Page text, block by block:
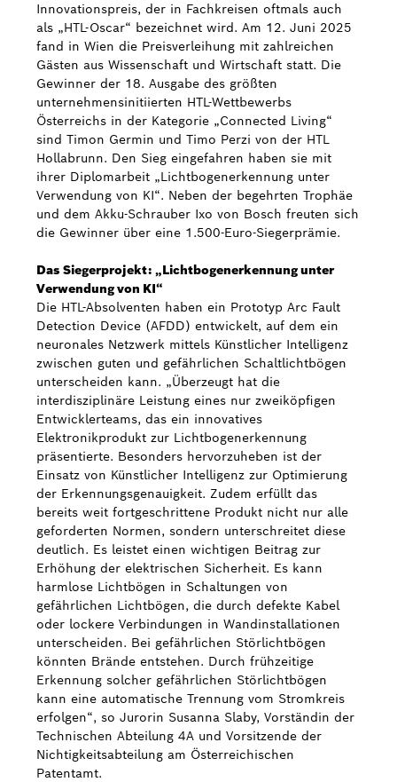
Innovationspreis, der in Fachkreisen oftmals auch
als „HTL-Oscar“ bezeichnet wird. Am 12. Juni 2025
fand in Wien die Preisverleihung mit zahlreichen
Gästen aus Wissenschaft und Wirtschaft statt. Die
Gewinner der 18. Ausgabe des größten
unternehmensinitiierten HTL-Wettbewerbs
Österreichs in der Kategorie „Connected Living“
sind Timon Germin und Timo Perzi von der HTL
Hollabrunn. Den Sieg eingefahren haben sie mit
ihrer Diplomarbeit „Lichtbogenerkennung unter
Verwendung von KI“. Neben der begehrten Trophäe
und dem Akku-Schrauber Ixo von Bosch freuten sich
die Gewinner über eine 1.500-Euro-Siegerprämie.
Das Siegerprojekt: „Lichtbogenerkennung unter
Verwendung von KI“
Die HTL-Absolventen haben ein Prototyp Arc Fault
Detection Device (AFDD) entwickelt, auf dem ein
neuronales Netzwerk mittels Künstlicher Intelligenz
zwischen guten und gefährlichen Schaltlichtbögen
unterscheiden kann. „Überzeugt hat die
interdisziplinäre Leistung eines nur zweiköpfigen
Entwicklerteams, das ein innovatives
Elektronikprodukt zur Lichtbogenerkennung
präsentierte. Besonders hervorzuheben ist der
Einsatz von Künstlicher Intelligenz zur Optimierung
der Erkennungsgenauigkeit. Zudem erfüllt das
bereits weit fortgeschrittene Produkt nicht nur alle
geforderten Normen, sondern unterschreitet diese
deutlich. Es leistet einen wichtigen Beitrag zur
Erhöhung der elektrischen Sicherheit. Es kann
harmlose Lichtbögen in Schaltungen von
gefährlichen Lichtbögen, die durch defekte Kabel
oder lockere Verbindungen in Wandinstallationen
unterscheiden. Bei gefährlichen Störlichtbögen
könnten Brände entstehen. Durch frühzeitige
Erkennung solcher gefährlichen Störlichtbögen
kann eine automatische Trennung vom Stromkreis
erfolgen“, so Jurorin Susanna Slaby, Vorständin der
Technischen Abteilung 4A und Vorsitzende der
Nichtigkeitsabteilung am Österreichischen
Patentamt.